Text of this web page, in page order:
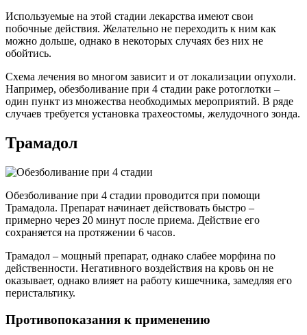
Используемые на этой стадии лекарства имеют свои
побочные действия. Желательно не переходить к ним как
можно дольше, однако в некоторых случаях без них не
обойтись.
Схема лечения во многом зависит и от локализации опухоли.
Например, обезболивание при 4 стадии раке ротоглотки –
один пункт из множества необходимых мероприятий. В ряде
случаев требуется установка трахеостомы, желудочного зонда.
Трамадол
Обезболивание при 4 стадии проводится при помощи
Трамадола. Препарат начинает действовать быстро –
примерно через 20 минут после приема. Действие его
сохраняется на протяжении 6 часов.
Трамадол – мощный препарат, однако слабее морфина по
действенности. Негативного воздействия на кровь он не
оказывает, однако влияет на работу кишечника, замедляя его
перистальтику.
Противопоказания к применению